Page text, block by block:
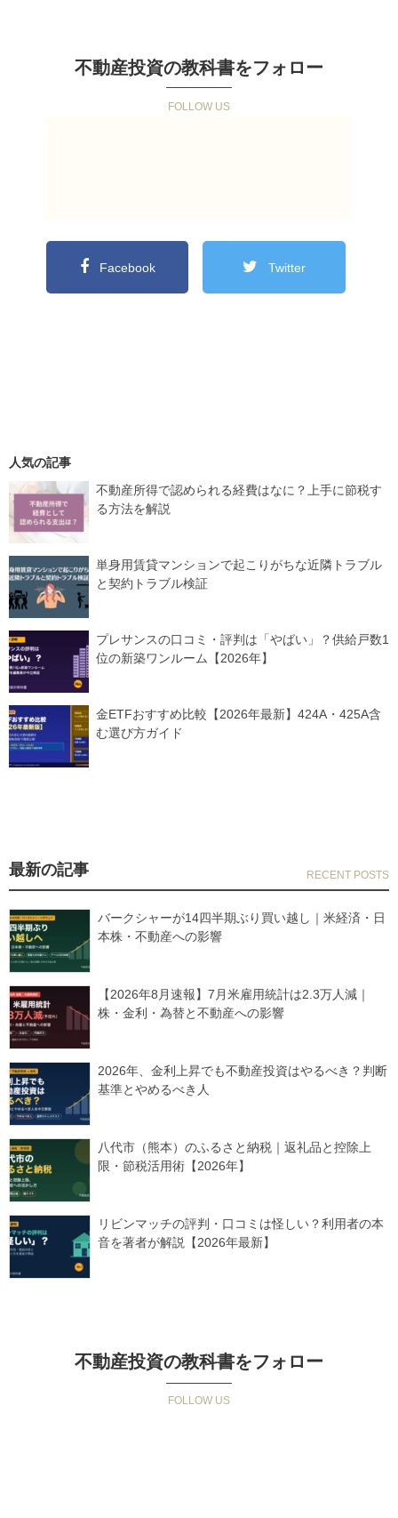
不動産投資の教科書をフォロー
Facebook Twitter
不動産所得で認められる経費はなに？上手に節税す
る方法を解説
単身用賃貸マンションで起こりがちな近隣トラブル
と契約トラブル検証
プレサンスの口コミ・評判は「やばい」？供給戸数1
位の新築ワンルーム【2026年】
金ETFおすすめ比較【2026年最新】424A・425A含
む選び方ガイド
人気の記事
最新の記事
バークシャーが14四半期ぶり買い越し｜米経済・日
本株・不動産への影響
【2026年8月速報】7月米雇用統計は2.3万人減｜
株・金利・為替と不動産への影響
2026年、金利上昇でも不動産投資はやるべき？判断
基準とやめるべき人
八代市（熊本）のふるさと納税｜返礼品と控除上
限・節税活用術【2026年】
リビンマッチの評判・口コミは怪しい？利用者の本
音を著者が解説【2026年最新】
不動産投資の教科書をフォロー